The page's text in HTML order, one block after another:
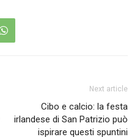
Next article
Cibo e calcio: la festa
irlandese di San Patrizio può
ispirare questi spuntini